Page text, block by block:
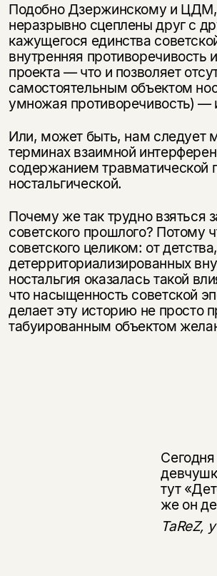
Подобно Дзержинскому и ЦДМ,
неразрывно сцеплены друг с
кажущегося единства
внутренняя противоречивость
проекта — что и позволяет
самостоятельным объектом
умножая противоречивость) —
Или, может быть, нам следует
терминах взаимной
содержанием
ностальгической.
Почему же так трудно взяться
советского прошлого? Потому
советского целиком: от
детерриториализированных
ностальгия ока­залась такой
что на­сыщенность советской
делает эту историю не
табуированным объектом
тут
же он
TaReZ,